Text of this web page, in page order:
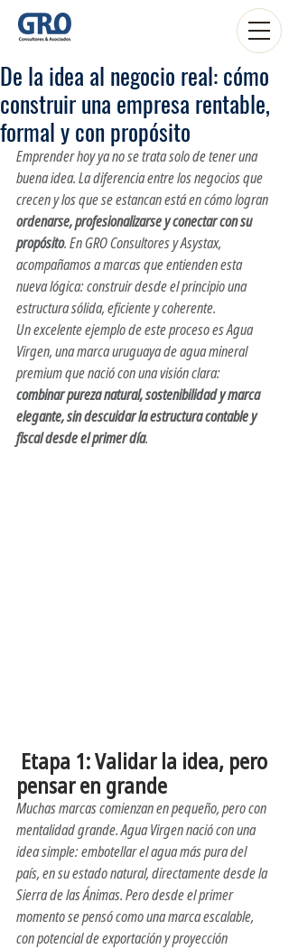
De la idea al negocio real: cómo
construir una empresa rentable,
formal y con propósito
Emprender hoy ya no se trata solo de tener una
buena idea. La diferencia entre los negocios que
crecen y los que se estancan está en cómo logran
ordenarse, profesionalizarse y conectar con su
propósito. En GRO Consultores y Asystax,
acompañamos a marcas que entienden esta
nueva lógica: construir desde el principio una
estructura sólida, eficiente y coherente.
Un excelente ejemplo de este proceso es Agua
Virgen, una marca uruguaya de agua mineral
premium que nació con una visión clara:
combinar pureza natural, sostenibilidad y marca
elegante, sin descuidar la estructura contable y
fiscal desde el primer día.
pensar en grande
empresa
Muchas marcas comienzan en pequeño, pero con
mentalidad grande. Agua Virgen nació con una
idea simple: embotellar el agua más pura del
país, en su estado natural, directamente desde la
Sierra de las Ánimas. Pero desde el primer
momento se pensó como una marca escalable,
con potencial de exportación y proyección